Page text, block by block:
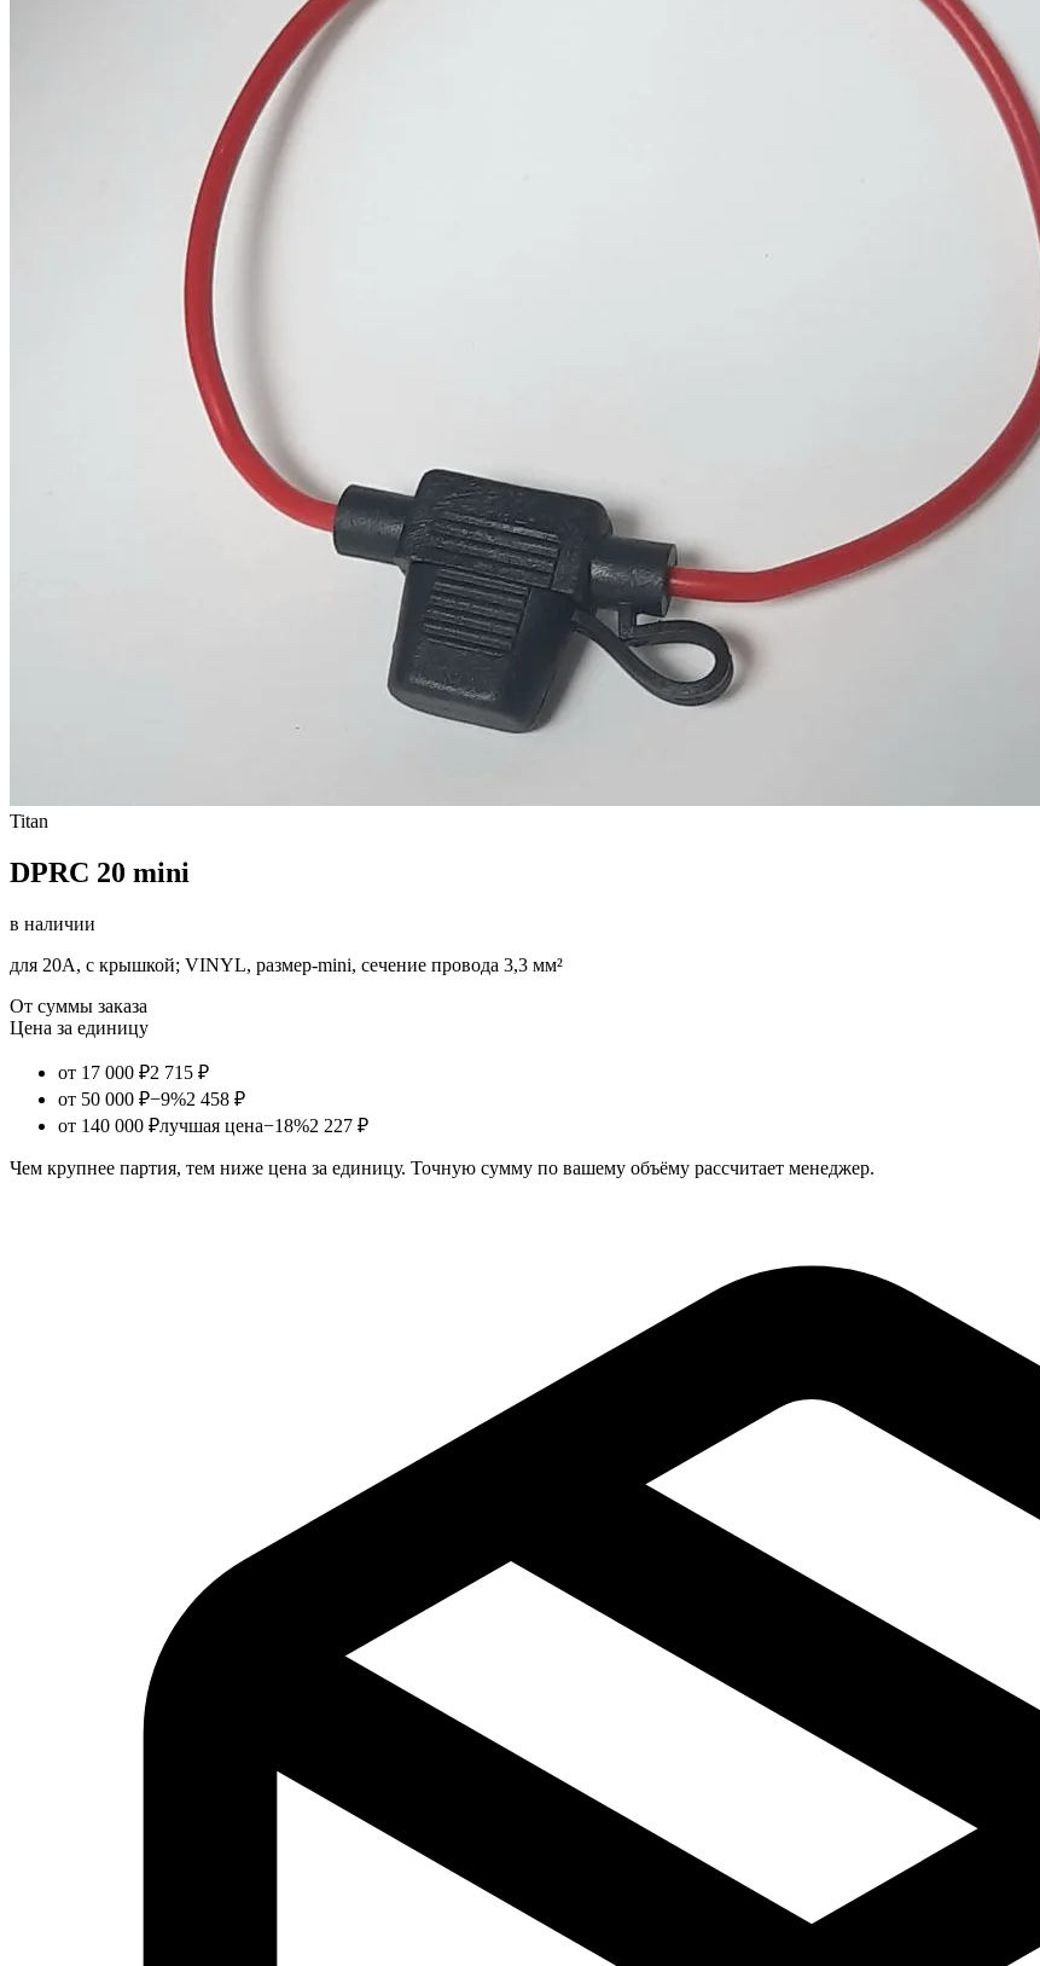
Titan
DPRC 20 mini
в наличии
для 20А, с крышкой; VINYL, размер-mini, сечение провода 3,3 мм²
От суммы заказа
Цена за единицу
от 17 000 ₽2 715 ₽
от 50 000 ₽−9%2 458 ₽
от 140 000 ₽лучшая цена−18%2 227 ₽
Чем крупнее партия, тем ниже цена за единицу. Точную сумму по вашему объёму рассчитает менеджер.